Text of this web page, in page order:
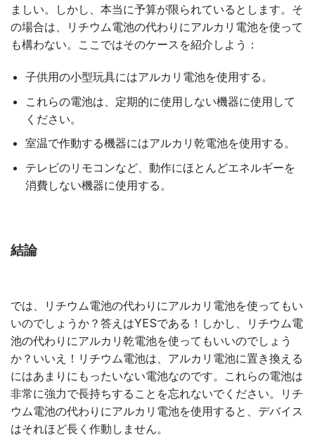
ましい。しかし、本当に予算が限られているとします。そ
の場合は、リチウム電池の代わりにアルカリ電池を使って
も構わない。ここではそのケースを紹介しよう：
子供用の小型玩具にはアルカリ電池を使用する。
これらの電池は、定期的に使用しない機器に使用して
ください。
室温で作動する機器にはアルカリ乾電池を使用する。
テレビのリモコンなど、動作にほとんどエネルギーを
消費しない機器に使用する。
結論
では、リチウム電池の代わりにアルカリ電池を使ってもい
いのでしょうか？答えはYESである！しかし、リチウム電
池の代わりにアルカリ乾電池を使ってもいいのでしょう
か？いいえ！リチウム電池は、アルカリ電池に置き換える
にはあまりにもったいない電池なのです。これらの電池は
非常に強力で長持ちすることを忘れないでください。リチ
ウム電池の代わりにアルカリ電池を使用すると、デバイス
はそれほど長く作動しません。